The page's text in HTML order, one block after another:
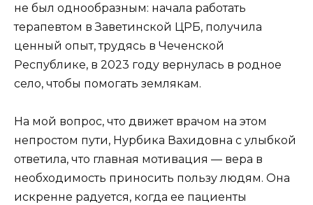
не был однообразным: начала работать
терапевтом в Заветинской ЦРБ, получила
ценный опыт, трудясь в Чеченской
Республике, в 2023 году вернулась в родное
село, чтобы помогать землякам.
На мой вопрос, что движет врачом на этом
непростом пути, Нурбика Вахидовна с улыбкой
ответила, что главная мотивация — вера в
необходимость приносить пользу людям. Она
искренне радуется, когда ее пациенты